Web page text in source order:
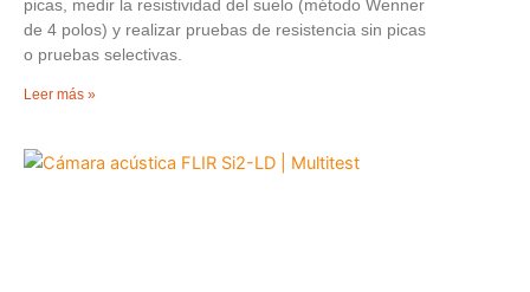
picas, medir la resistividad del suelo (método Wenner
de 4 polos) y realizar pruebas de resistencia sin picas
o pruebas selectivas.
Leer más »